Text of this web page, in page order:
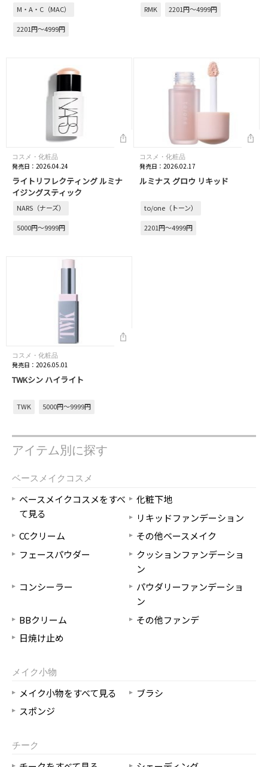
M・A・C（MAC）
2201円～4999円
RMK 2201円～4999円
コスメ・化粧品
発売日：2026.04.24
ライトリフレクティング ルミナ
イジングスティック
NARS（ナーズ）
5000円～9999円
コスメ・化粧品
発売日：2026.02.17
ルミナス グロウ リキッド
to/one（トーン）
2201円～4999円
コスメ・化粧品
発売日：2026.05.01
TWKシン ハイライト
TWK 5000円～9999円
アイテム別に探す
ベースメイクコスメ
ベースメイクコスメをすべ
て見る
化粧下地
リキッドファンデーション
CCクリーム
その他ベースメイク
フェースパウダー
クッションファンデーショ
ン
コンシーラー
パウダリーファンデーショ
ン
BBクリーム
その他ファンデ
日焼け止め
メイク小物
メイク小物をすべて見る
ブラシ
スポンジ
チーク